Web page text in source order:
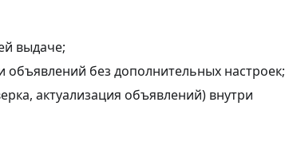
выдаче;
без дополнительных настроек;
актуализация объявлений) внутри